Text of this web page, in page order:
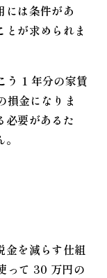
には条件があ
とが求められま
う 1 年分の家賃
損金になりま
必要があるた
金を減らす仕組
って 30 万円の